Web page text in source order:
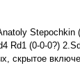
Stepochkin
Rd1 (0-0-0?)
скрытое